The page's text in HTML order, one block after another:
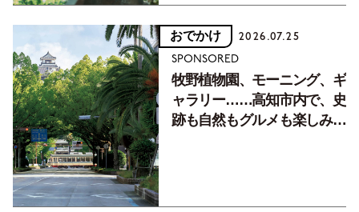
おでかけ 2026.07.25
SPONSORED
牧野植物園、モーニング、ギ
ャラリー……高知市内で、史
跡も自然もグルメも楽しみ尽